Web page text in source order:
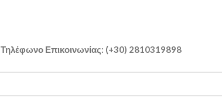
Τηλέφωνο Επικοινωνίας: (+30) 2810319898